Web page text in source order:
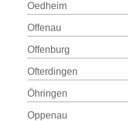
Oedheim
Offenau
Offenburg
Ofterdingen
Öhringen
Oppenau